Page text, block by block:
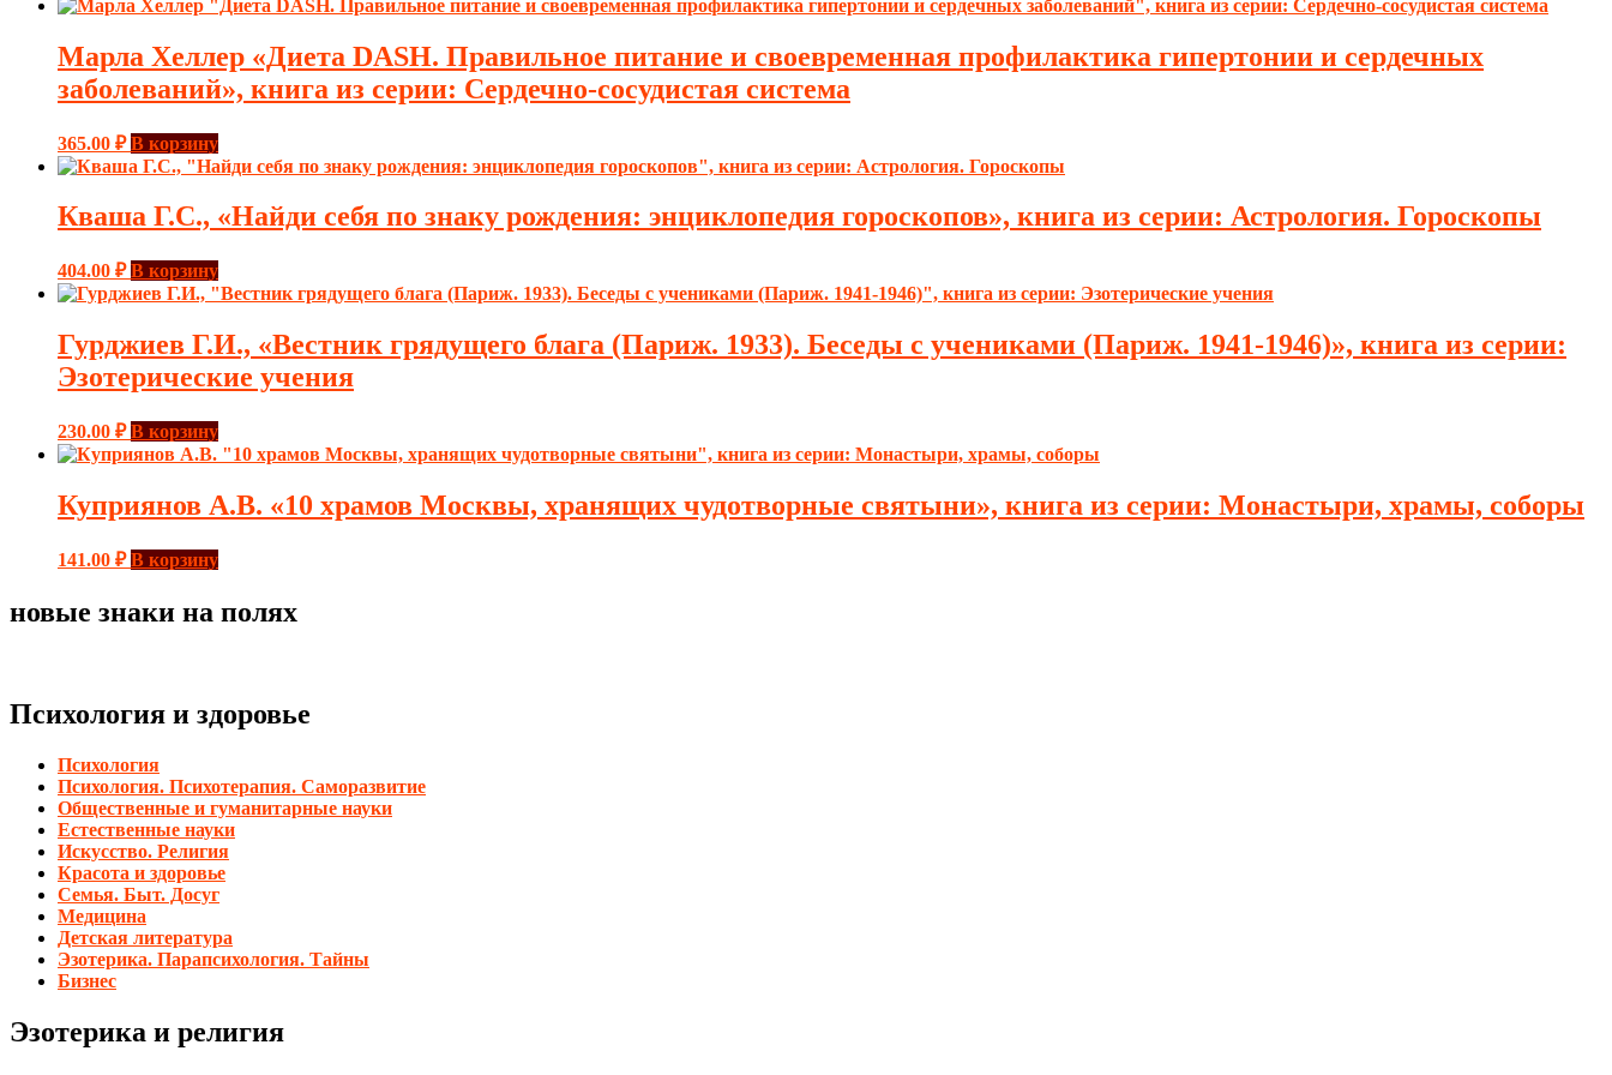
Марла Хеллер «Диета DASH. Правильное питание и своевременная профилактика гипертонии и сердечных
заболеваний», книга из серии: Сердечно-сосудистая система
365.00 ₽ В корзину
Кваша Г.С., «Найди себя по знаку рождения: энциклопедия гороскопов», книга из серии: Астрология. Гороскопы
404.00 ₽ В корзину
Гурджиев Г.И., «Вестник грядущего блага (Париж. 1933). Беседы с учениками (Париж. 1941-1946)», книга из серии:
Эзотерические учения
230.00 ₽ В корзину
Куприянов А.В. «10 храмов Москвы, хранящих чудотворные святыни», книга из серии: Монастыри, храмы, соборы
141.00 ₽ В корзину
новые знаки на полях
Психология и здоровье
Психология
Психология. Психотерапия. Саморазвитие
Общественные и гуманитарные науки
Естественные науки
Искусство. Религия
Красота и здоровье
Семья. Быт. Досуг
Медицина
Детская литература
Эзотерика. Парапсихология. Тайны
Бизнес
Эзотерика и религия